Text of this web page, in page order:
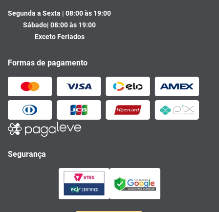
Segunda a Sexta | 08:00 às 19:00
Sábado| 08:00 às 19:00
Exceto Feriados
Formas de pagamento
Segurança